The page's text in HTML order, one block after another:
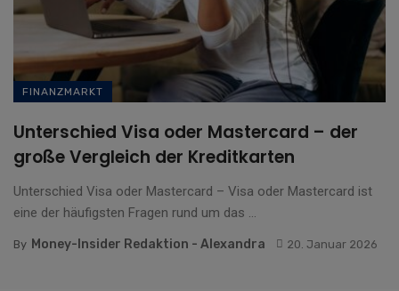
FINANZMARKT
Unterschied Visa oder Mastercard – der
große Vergleich der Kreditkarten
Unterschied Visa oder Mastercard – Visa oder Mastercard ist
eine der häufigsten Fragen rund um das ...
By Money-Insider Redaktion - Alexandra 20. Januar 2026